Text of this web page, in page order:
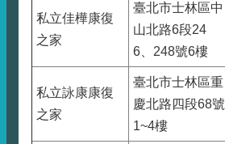
私立佳樺康復
之家
臺北市士林區中
山北路6段24
6、248號6樓
私立詠康康復
之家
臺北市士林區重
慶北路四段68號
1~4樓